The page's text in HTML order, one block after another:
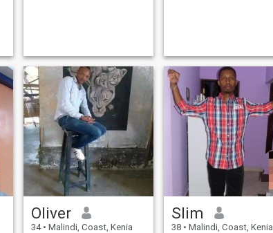
Oliver
34 • Malindi, Coast, Kenia
Slim
38 • Malindi, Coast, Kenia